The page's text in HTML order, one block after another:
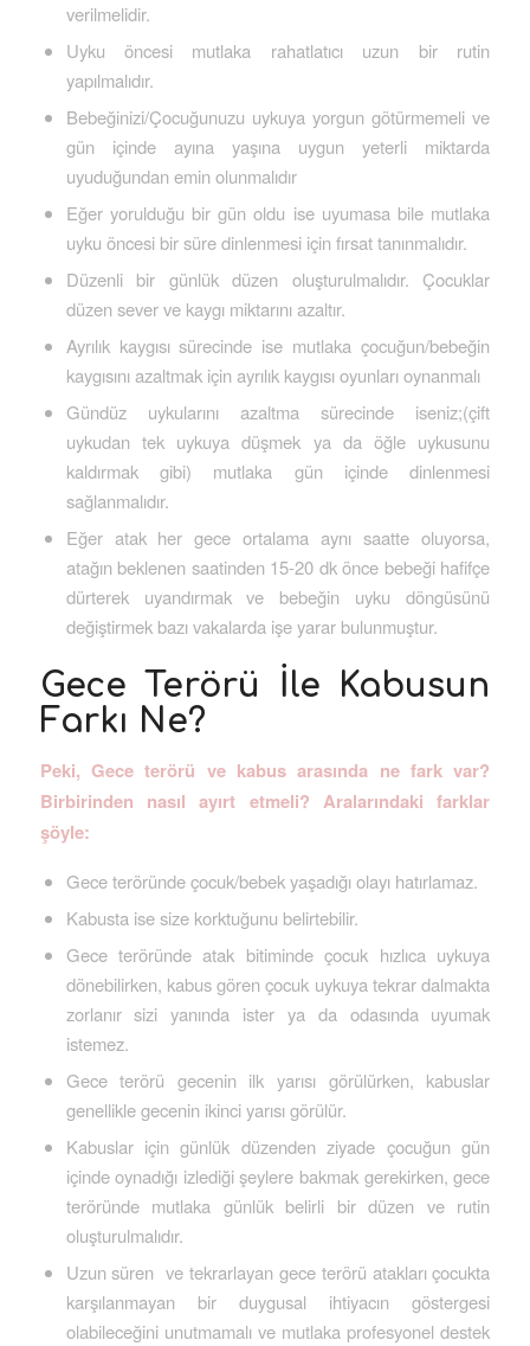
verilmelidir.
Uyku öncesi mutlaka rahatlatıcı uzun bir rutin
yapılmalıdır.
Bebeğinizi/Çocuğunuzu uykuya yorgun götürmemeli ve
gün içinde ayına yaşına uygun yeterli miktarda
uyuduğundan emin olunmalıdır
Eğer yorulduğu bir gün oldu ise uyumasa bile mutlaka
uyku öncesi bir süre dinlenmesi için fırsat tanınmalıdır.
Düzenli bir günlük düzen oluşturulmalıdır. Çocuklar
düzen sever ve kaygı miktarını azaltır.
Ayrılık kaygısı sürecinde ise mutlaka çocuğun/bebeğin
kaygısını azaltmak için ayrılık kaygısı oyunları oynanmalı
Gündüz uykularını azaltma sürecinde iseniz;(çift
uykudan tek uykuya düşmek ya da öğle uykusunu
kaldırmak gibi) mutlaka gün içinde dinlenmesi
sağlanmalıdır.
Eğer atak her gece ortalama aynı saatte oluyorsa,
atağın beklenen saatinden 15-20 dk önce bebeği hafifçe
dürterek uyandırmak ve bebeğin uyku döngüsünü
değiştirmek bazı vakalarda işe yarar bulunmuştur.
Gece Terörü İle Kabusun
Farkı Ne?
Peki, Gece terörü ve kabus arasında ne fark var?
Birbirinden nasıl ayırt etmeli? Aralarındaki farklar
şöyle:
Gece teröründe çocuk/bebek yaşadığı olayı hatırlamaz.
Kabusta ise size korktuğunu belirtebilir.
Gece teröründe atak bitiminde çocuk hızlıca uykuya
dönebilirken, kabus gören çocuk uykuya tekrar dalmakta
zorlanır sizi yanında ister ya da odasında uyumak
istemez.
Gece terörü gecenin ilk yarısı görülürken, kabuslar
genellikle gecenin ikinci yarısı görülür.
Kabuslar için günlük düzenden ziyade çocuğun gün
içinde oynadığı izlediği şeylere bakmak gerekirken, gece
teröründe mutlaka günlük belirli bir düzen ve rutin
oluşturulmalıdır.
Uzun süren ve tekrarlayan gece terörü atakları çocukta
karşılanmayan bir duygusal ihtiyacın göstergesi
olabileceğini unutmamalı ve mutlaka profesyonel destek